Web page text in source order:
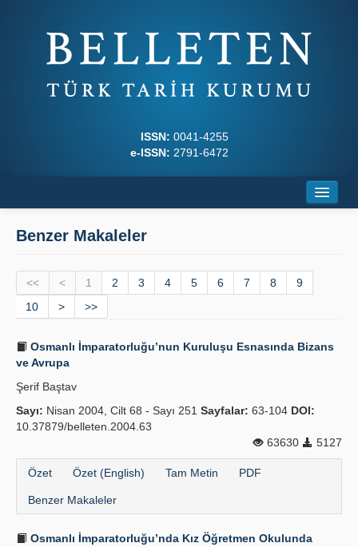
ISSN: 0041-4255
e-ISSN: 2791-6472
Dergi Kurulları
Yazım Kuralları
İlkeler
Kılavuzlar
Benzer Makaleler
<< < 1 2 3 4 5 6 7 8
9
10
> >>
Osmanlı İmparatorluğu’nun Kuruluşu Esnasında Bizans
ve Avrupa
Şerif Baştav
Sayı: Nisan 2004, Cilt 68 - Sayı 251 Sayfalar: 63-104 DOI:
10.37879/belleten.2004.63
63630
5127
Özet Özet (English) Tam Metin PDF
Benzer Makaleler
Osmanlı İmparatorluğu’nda Kız Öğretmen Okulunda